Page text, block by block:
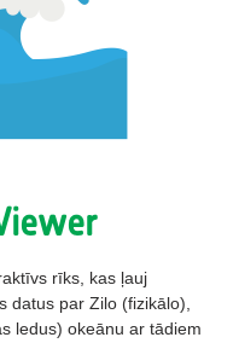
rīks, kas ļauj
datus par Zilo (fizikālo),
ledus) okeānu ar tādiem